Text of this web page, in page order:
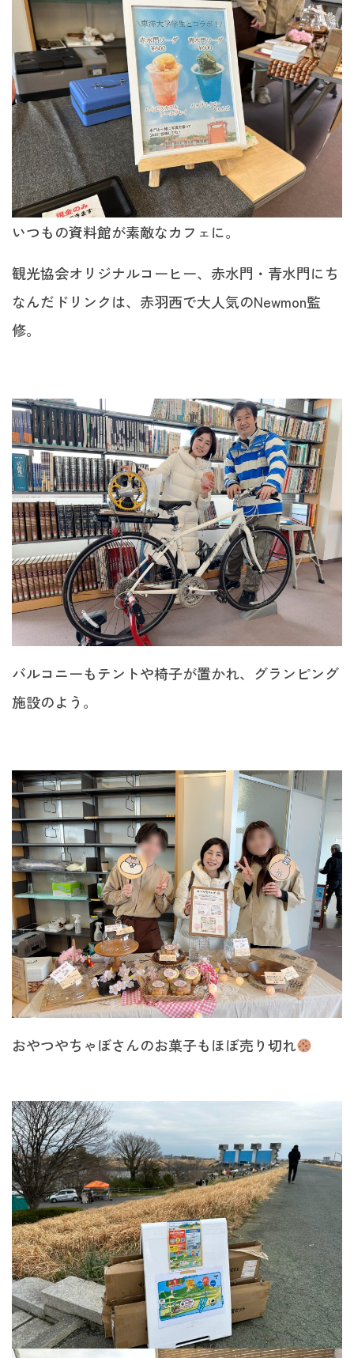
いつもの資料館が素敵なカフェに。
観光協会オリジナルコーヒー、赤水門・青水門にち
なんだドリンクは、赤羽西で大人気のNewmon監
修。
バルコニーもテントや椅子が置かれ、グランピング
施設のよう。
おやつやちゃぼさんのお菓子もほぼ売り切れ